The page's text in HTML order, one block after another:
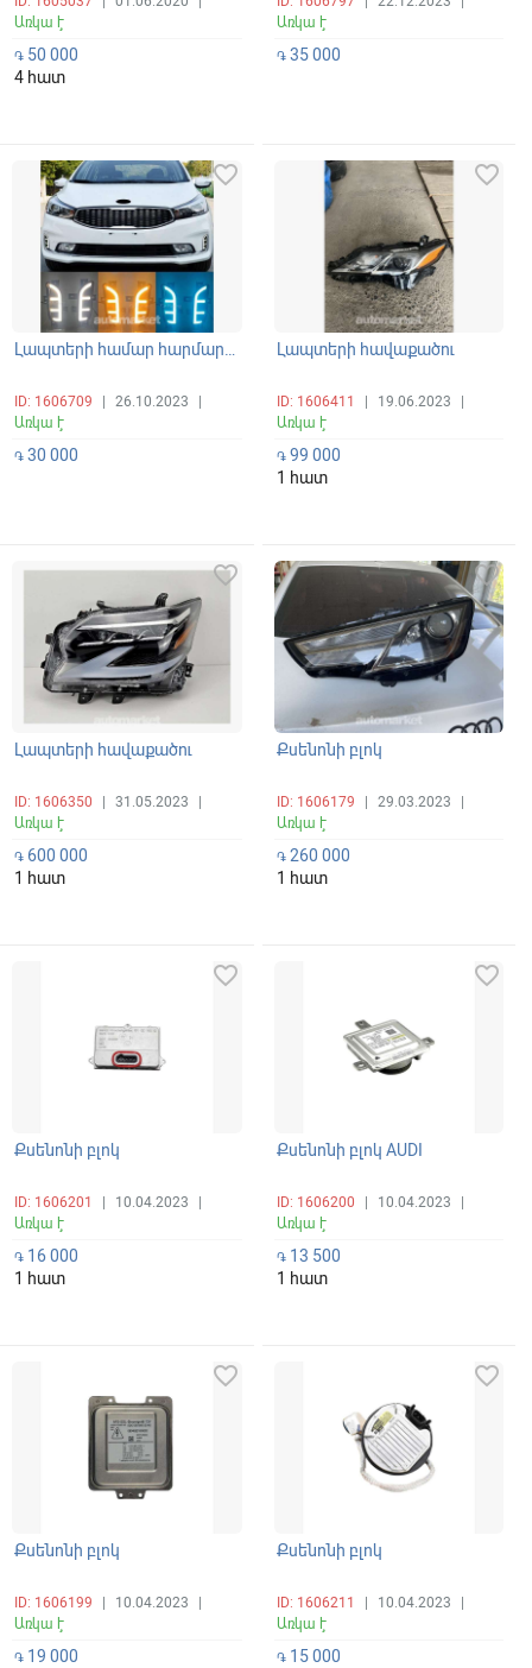
Առկա է
֏ 50 000
4 հատ
Առկա է
֏35 000
Լապտերի համար հարմարակցիչ
ID: 1606709 26.10.2023
Առկա է
favorite_border
֏ 30 000
Լապտերի հավաքածու
ID: 1606411 19.06.2023
Առկա է
favorite_border
֏99 000
1 հատ
Լապտերի հավաքածու
ID: 1606350 31.05.2023
Առկա է
favorite_border
֏ 600 000
1 հատ
Քսենոնի բլոկ
ID: 1606179 29.03.2023
Առկա է
favorite_border
֏260 000
1 հատ
Քսենոնի բլոկ
ID: 1606201 10.04.2023
Առկա է
favorite_border
֏ 16 000
1 հատ
Քսենոնի բլոկ AUDI
ID: 1606200 10.04.2023
Առկա է
favorite_border
֏13 500
1 հատ
Քսենոնի բլոկ
ID: 1606199 10.04.2023
Առկա է
favorite_border
֏ 19 000
Քսենոնի բլոկ
ID: 1606211 10.04.2023
Առկա է
favorite_border
֏15 000